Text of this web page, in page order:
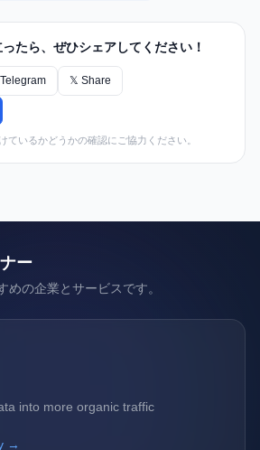
たら、ぜひシェアしてください！
𝕏 Share
ているかどうかの確認にご協力ください。
ー
めの企業とサービスです。
into more organic traffic
→